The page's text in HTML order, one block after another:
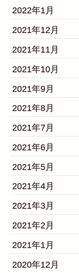
2022年1月
2021年12月
2021年11月
2021年10月
2021年9月
2021年8月
2021年7月
2021年6月
2021年5月
2021年4月
2021年3月
2021年2月
2021年1月
2020年12月